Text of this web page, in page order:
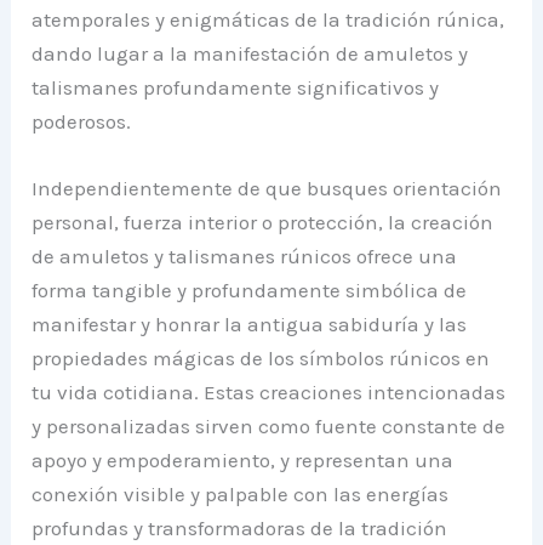
atemporales y enigmáticas de la tradición rúnica,
dando lugar a la manifestación de amuletos y
talismanes profundamente significativos y
poderosos.
Independientemente de que busques orientación
personal, fuerza interior o protección, la creación
de amuletos y talismanes rúnicos ofrece una
forma tangible y profundamente simbólica de
manifestar y honrar la antigua sabiduría y las
propiedades mágicas de los símbolos rúnicos en
tu vida cotidiana. Estas creaciones intencionadas
y personalizadas sirven como fuente constante de
apoyo y empoderamiento, y representan una
conexión visible y palpable con las energías
profundas y transformadoras de la tradición